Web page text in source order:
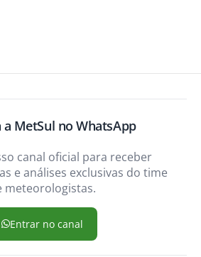
a MetSul no WhatsApp
canal oficial para receber
e análises exclusivas do time
meteorologistas.
Entrar no canal